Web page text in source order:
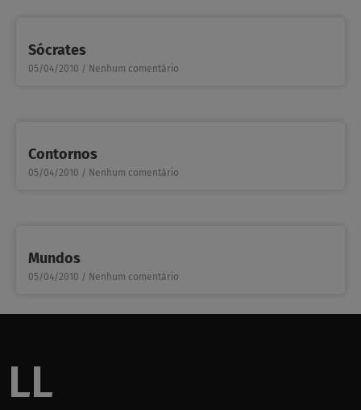
Sócrates
05/04/2010 Nenhum comentário
Contornos
05/04/2010 Nenhum comentário
Mundos
05/04/2010 Nenhum comentário
LL